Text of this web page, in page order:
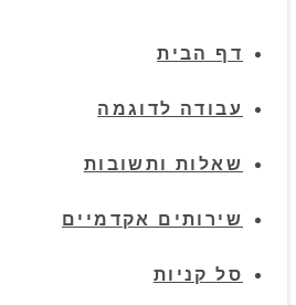
דף הבית
עבודה לדוגמה
שאלות ותשובות
שירותים אקדמיים
סל קניות